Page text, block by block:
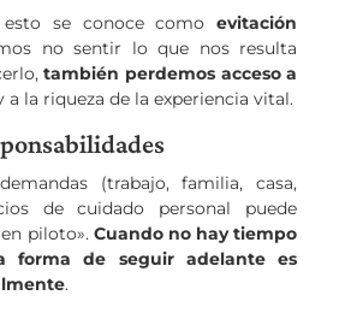
esto se conoce comoevitación
no sentir lo que nos resulta
también perdemos acceso a
a la riqueza de la experiencia vital.
(trabajo, familia, casa,
de cuidado personal puede
piloto». Cuando no hay tiempo
forma de seguir adelante es
.